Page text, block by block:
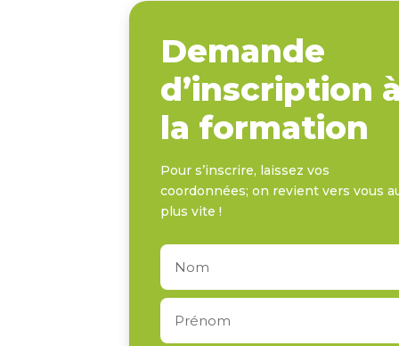
Demande
d’inscription
la formation
Pour s’inscrire, laissez vos
coordonnées; on revient vers vous
plus vite !